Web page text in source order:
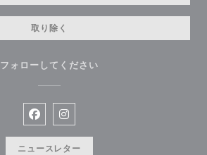
取り除く
フォローしてください
Facebook ((新しいウィンドウで
Instagram ((新しいウィンド
ニュースレター